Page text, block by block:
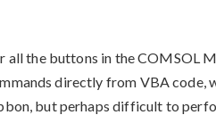
all the buttons in the COMSOL
directly from VBA code,
but perhaps difficult to